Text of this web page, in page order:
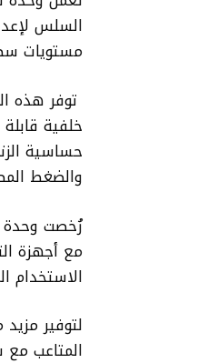
مستويات
توفر هذه
خلفية
حساسية
والضغط
الاستخدام